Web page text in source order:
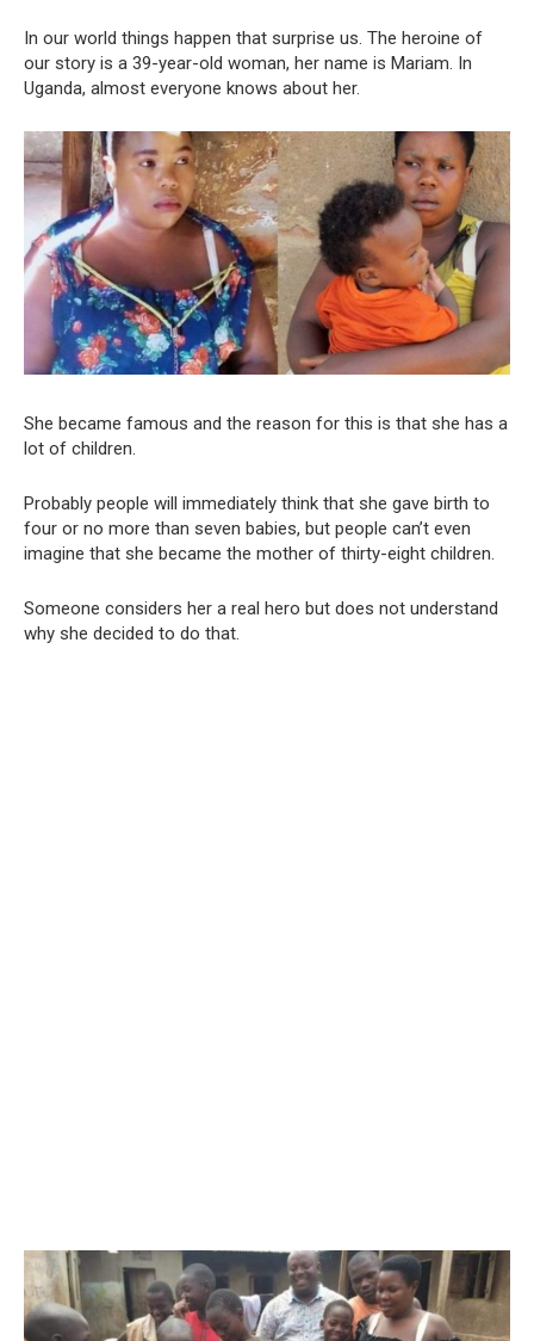
In our world things happen that surprise us. The heroine of
our story is a 39-year-old woman, her name is Mariam. In
Uganda, almost everyone knows about her.
She became famous and the reason for this is that she has a
lot of children.
Probably people will immediately think that she gave birth to
four or no more than seven babies, but people can’t even
imagine that she became the mother of thirty-eight children.
Someone considers her a real hero but does not understand
why she decided to do that.